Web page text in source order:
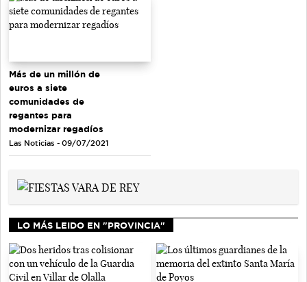
Más de un millón de
euros a siete
comunidades de
regantes para
modernizar regadíos
Las Noticias - 09/07/2021
LO MÁS LEIDO EN "PROVINCIA"